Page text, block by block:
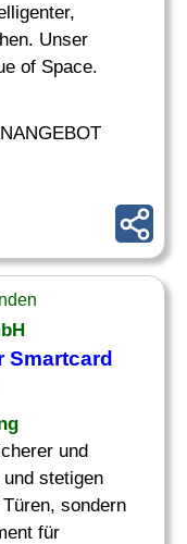
Unser
of Space.
Smartcard
und
stetigen
sondern
für